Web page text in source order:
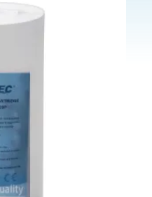
preço
original atual